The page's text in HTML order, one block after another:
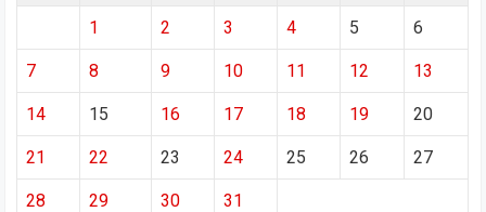
1 2 3 4 5 6
7 8 9 10 11 12 13
14 15 16 17 18 19 20
21 22 23 24 25 26 27
28 29 30 31